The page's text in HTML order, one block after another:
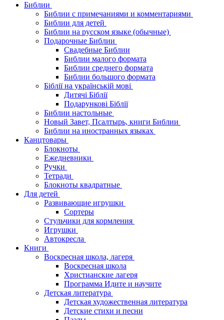
Библии
Библии с примечаниями и комментариями
Библии для детей
Библии на русском языке (обычные)
Подарочные Библии
Свадебные Библии
Библии малого формата
Библии среднего формата
Библии большого формата
Біблії на українській мові
Дитячі Біблії
Подарункові Біблії
Библии настольные
Новый Завет, Псалтырь, книги Библии
Библии на иностранных языках
Канцтовары
Блокноты
Ежедневники
Ручки
Тетради
Блокноты квадратные
Для детей
Развивающие игрушки
Сортеры
Стульчики для кормления
Игрушки
Автокресла
Книги
Воскресная школа, лагеря
Воскресная школа
Христианские лагеря
Программа Идите и научите
Детская литература
Детская художественная литература
Детские стихи и песни